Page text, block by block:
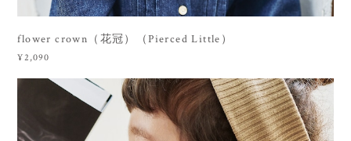
flower crown（花冠）（Pierced Little）
¥2,090